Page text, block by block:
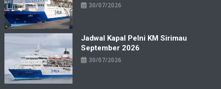
30/07/2026
Jadwal Kapal Pelni KM Sirimau
September 2026
30/07/2026